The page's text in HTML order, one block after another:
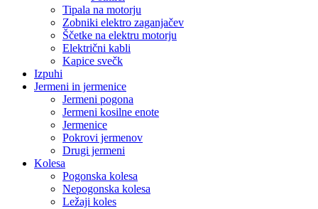
Tipala na motorju
Zobniki elektro zaganjačev
Ščetke na elektru motorju
Električni kabli
Kapice svečk
Izpuhi
Jermeni in jermenice
Jermeni pogona
Jermeni kosilne enote
Jermenice
Pokrovi jermenov
Drugi jermeni
Kolesa
Pogonska kolesa
Nepogonska kolesa
Ležaji koles